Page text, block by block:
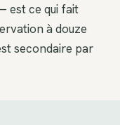
est ce qui fait
à douze
secondaire par